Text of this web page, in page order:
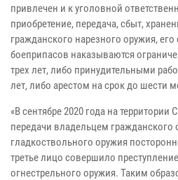
привлечен и к уголовной
приобретение, передача, сбыт,
гражданского нарезного оружия,
боеприпасов наказываются
трех лет, либо принудительными
лет, либо арестом на срок до шести
«В сентябре 2020 года на
передачи владельцем гражданского
гладкоствольного оружия
третье лицо совершило
огнестрельного оружия. Таким